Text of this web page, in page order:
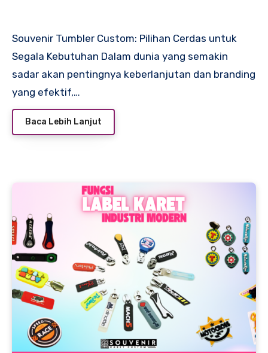
Souvenir Tumbler Custom: Pilihan Cerdas untuk
Segala Kebutuhan Dalam dunia yang semakin
sadar akan pentingnya keberlanjutan dan branding
yang efektif,…
Baca Lebih Lanjut